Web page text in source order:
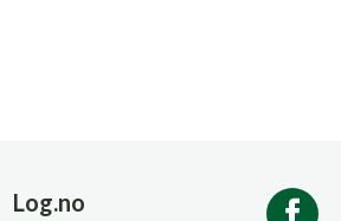
Log.no